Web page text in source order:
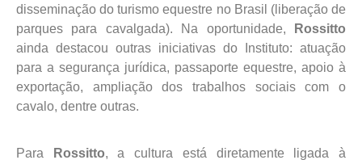
disseminação do turismo equestre no Brasil (liberação de
parques para cavalgada). Na oportunidade,
Rossitto
ainda destacou outras iniciativas do Instituto: atuação
para a segurança jurídica, passaporte equestre, apoio à
exportação, ampliação dos trabalhos sociais com o
cavalo, dentre outras.
Para Rossitto, a cultura está diretamente ligada à